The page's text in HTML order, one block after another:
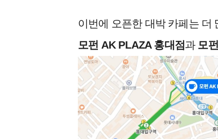
이번에 오픈한 대박 카페는 더
모펀 AK PLAZA 홍대점과 모